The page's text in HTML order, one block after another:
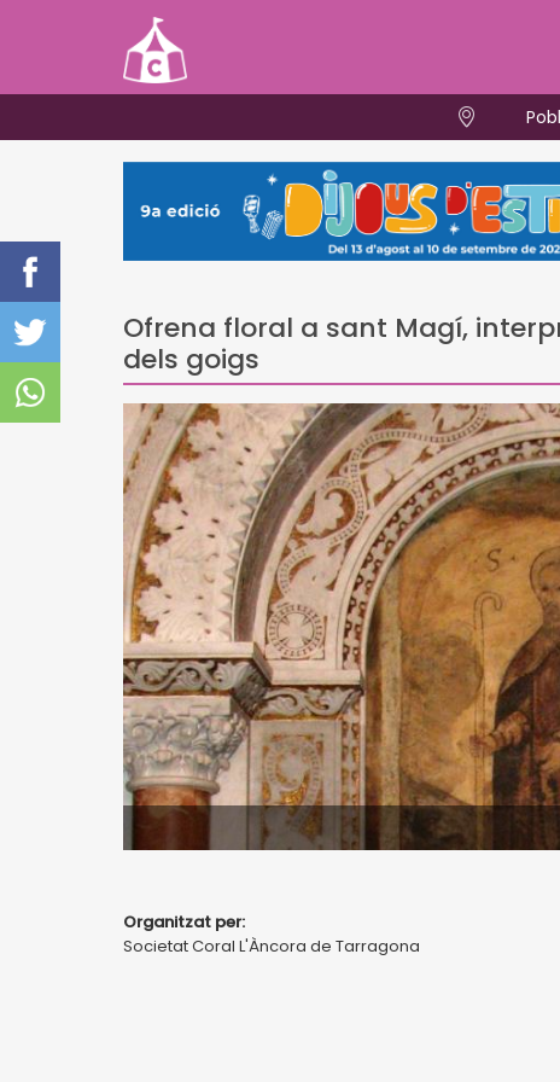
Ofrena floral a sant Magí,
dels goigs
Organitzat per:
Societat Coral L'Àncora de Tarragona